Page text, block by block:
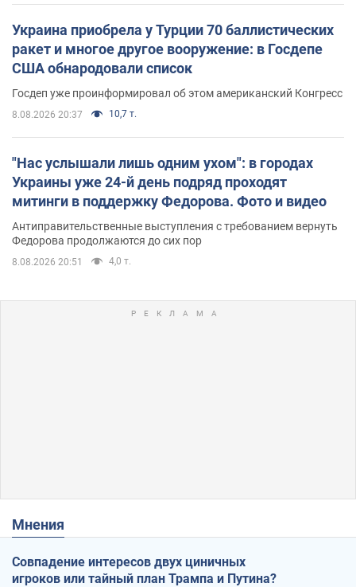
Украина приобрела у Турции 70 баллистических
ракет и многое другое вооружение: в Госдепе
США обнародовали список
Госдеп уже проинформировал об этом американский Конгресс
8.08.2026 20:37 10,7 т.
"Нас услышали лишь одним ухом": в городах
Украины уже 24-й день подряд проходят
митинги в поддержку Федорова. Фото и видео
Антиправительственные выступления с требованием вернуть
Федорова продолжаются до сих пор
8.08.2026 20:51 4,0 т.
Мнения
Совпадение интересов двух циничных
игроков или тайный план Трампа и Путина?